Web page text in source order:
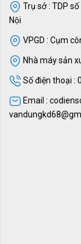
Trụ sở : TDP
Nội
VPGD : Cụm
Nhà máy sản
Số điện thoại :
Email :